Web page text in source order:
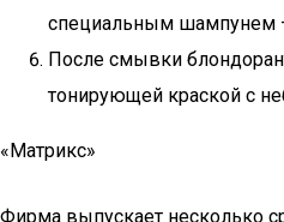
специальным шампунем
После смывки
тонирующей краской с
«Матрикс»
Фирма выпускает несколько